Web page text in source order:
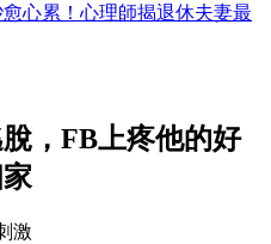
心累！心理師揭退休夫妻最
，FB上疼他的好
激